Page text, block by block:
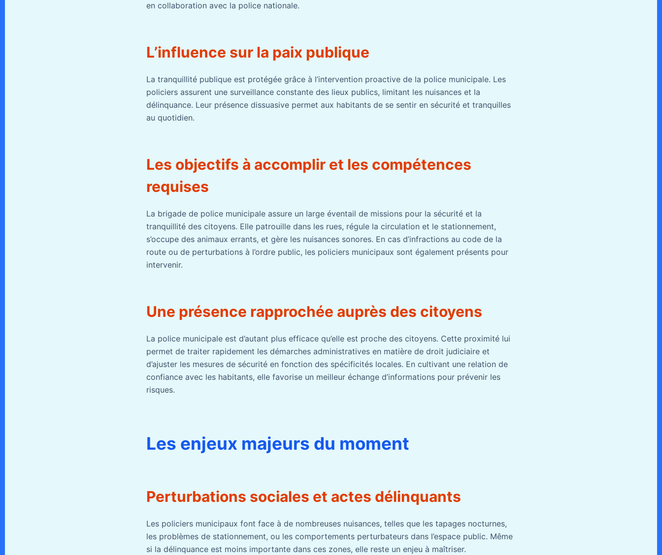
en collaboration avec la police nationale.
L’influence sur la paix publique
La tranquillité publique est protégée grâce à l’intervention proactive de la police municipale. Les
policiers assurent une surveillance constante des lieux publics, limitant les nuisances et la
délinquance. Leur présence dissuasive permet aux habitants de se sentir en sécurité et tranquilles
au quotidien.
Les objectifs à accomplir et les compétences
requises
La brigade de police municipale assure un large éventail de missions pour la sécurité et la
tranquillité des citoyens. Elle patrouille dans les rues, régule la circulation et le stationnement,
s’occupe des animaux errants, et gère les nuisances sonores. En cas d’infractions au code de la
route ou de perturbations à l’ordre public, les policiers municipaux sont également présents pour
intervenir.
Une présence rapprochée auprès des citoyens
La police municipale est d’autant plus efficace qu’elle est proche des citoyens. Cette proximité lui
permet de traiter rapidement les démarches administratives en matière de droit judiciaire et
d’ajuster les mesures de sécurité en fonction des spécificités locales. En cultivant une relation de
confiance avec les habitants, elle favorise un meilleur échange d’informations pour prévenir les
risques.
Les enjeux majeurs du moment
Perturbations sociales et actes délinquants
Les policiers municipaux font face à de nombreuses nuisances, telles que les tapages nocturnes,
les problèmes de stationnement, ou les comportements perturbateurs dans l’espace public. Même
si la délinquance est moins importante dans ces zones, elle reste un enjeu à maîtriser.